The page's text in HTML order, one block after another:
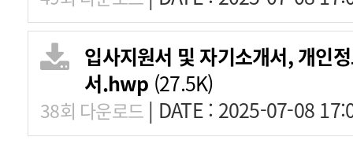
입사지원서 및 자기소개서, 개인
서.hwp (27.5K)
38회 다운로드 | DATE : 2025-07-08